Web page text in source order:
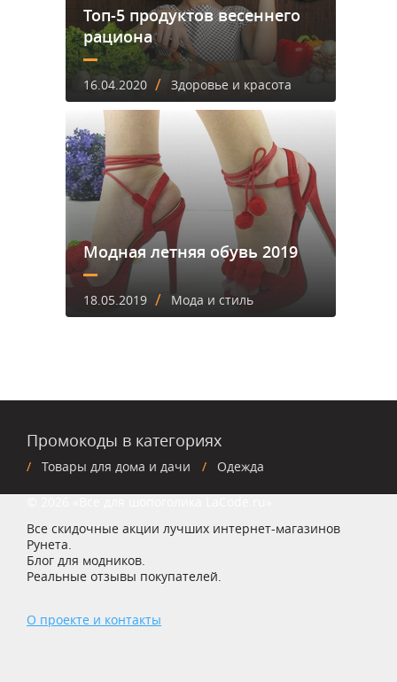
Топ-5 продуктов весеннего
рациона
16.04.2020 / Здоровье и красота
Модная летняя обувь 2019
18.05.2019 / Мода и стиль
Промокоды в категориях
Товары для дома и дачи Одежда
Все скидочные акции лучших интернет-магазинов
Рунета.
Блог для модников.
Реальные отзывы покупателей.
О проекте и контакты